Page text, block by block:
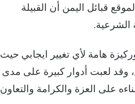
قبائل اليمن أن القبيلة
الشرعية.
هامة لأي تغيير ايجابي حيث
وقد لعبت أدوار كبيرة على مدى
على العزة والكرامة والتعاون